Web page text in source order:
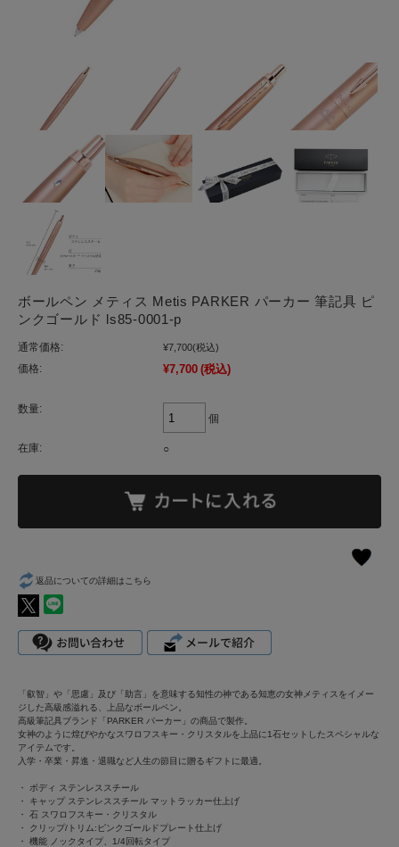
ボールペン メティス Metis PARKER パーカー 筆記具 ピ
ンクゴールド ls85-0001-p
通常価格: ¥7,700(税込)
価格: ¥7,700 (税込)
数量:
個
在庫: ○
返品についての詳細はこちら
「叡智」や「思慮」及び「助言」を意味する知性の神である知恵の女神メティスをイメー
ジした高級感溢れる、上品なボールペン。
高級筆記具ブランド「PARKER パーカー」の商品で製作。
女神のように煌びやかなスワロフスキー・クリスタルを上品に1石セットしたスペシャルな
アイテムです。
入学・卒業・昇進・退職など人生の節目に贈るギフトに最適。
・ ボディ ステンレススチール
・ キャップ ステンレススチール マットラッカー仕上げ
・ 石 スワロフスキー・クリスタル
・ クリップ/トリム:ピンクゴールドプレート仕上げ
・ 機能 ノックタイプ、1/4回転タイプ